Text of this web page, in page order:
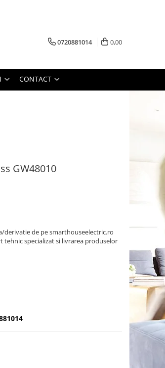
0720881014 0,00
CONTACT
GW48010
derivatie de pe smarthouseelectric.ro
specializat si livrarea produselor